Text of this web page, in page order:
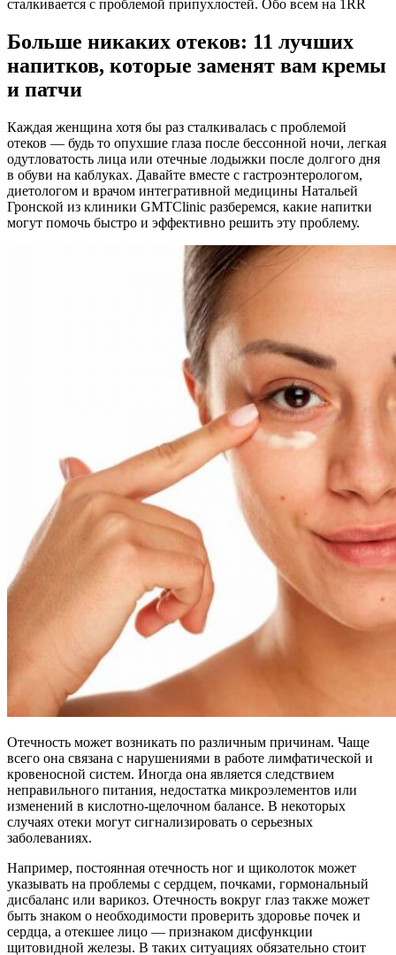
сталкивается с проблемой припухлостей. Обо всем на 1RR
Больше никаких отеков: 11 лучших
напитков, которые заменят вам кремы
и патчи
Каждая женщина хотя бы раз сталкивалась с проблемой
отеков — будь то опухшие глаза после бессонной ночи, легкая
одутловатость лица или отечные лодыжки после долгого дня
в обуви на каблуках. Давайте вместе с гастроэнтерологом,
диетологом и врачом интегративной медицины Натальей
Гронской из клиники GMTClinic разберемся, какие напитки
могут помочь быстро и эффективно решить эту проблему.
Отечность может возникать по различным причинам. Чаще
всего она связана с нарушениями в работе лимфатической и
кровеносной систем. Иногда она является следствием
неправильного питания, недостатка микроэлементов или
изменений в кислотно-щелочном балансе. В некоторых
случаях отеки могут сигнализировать о серьезных
заболеваниях.
Например, постоянная отечность ног и щиколоток может
указывать на проблемы с сердцем, почками, гормональный
дисбаланс или варикоз. Отечность вокруг глаз также может
быть знаком о необходимости проверить здоровье почек и
сердца, а отекшее лицо — признаком дисфункции
щитовидной железы. В таких ситуациях обязательно стоит